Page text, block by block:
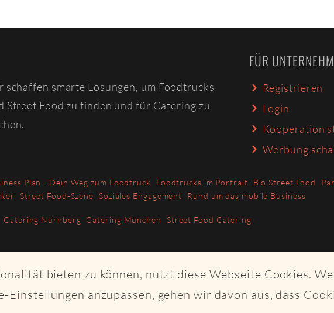
bieten zu können, nutzt diese Webseite Cookies.
Einstellungen anzupassen, gehen wir davon aus, dass
schaffen smarte Lösungen, um Foodtrucks
Street Food zu finden und für Catering zu
FÜR
Registrieren
Login
Kooperation
Werbung
Plan - Dein Weg zum Foodtruck Foodtrucks im Portrait Bio Street Food
Street Food-Szene Soziales Engagement Rund um das mobile Business
Catering Nürnberg Catering München Street Food Catering